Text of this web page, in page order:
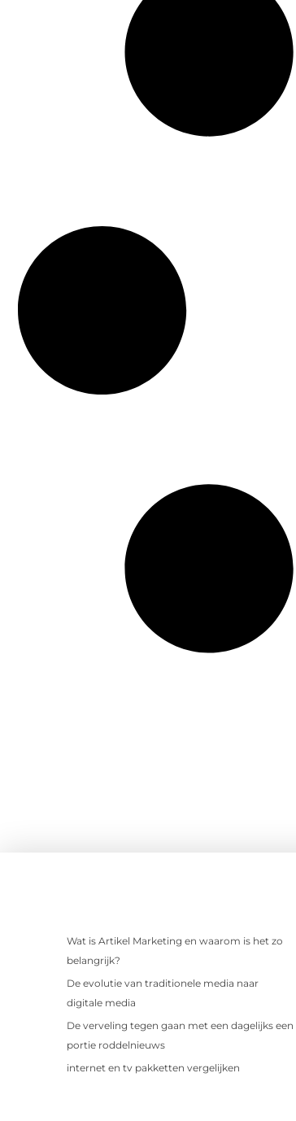
Wat is Artikel Marketing en waarom is het zo
belangrijk?
De evolutie van traditionele media naar
digitale media
De verveling tegen gaan met een dagelijks een
portie roddelnieuws
internet en tv pakketten vergelijken